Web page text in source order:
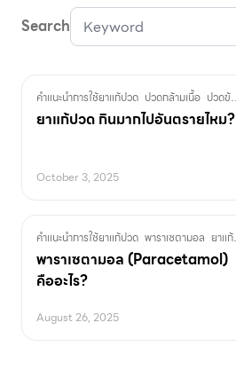
Search
คำแนะนำการใช้ยาแก้ปวด ปวดกล้ามเนื้อ ปวดข้อ
ยาแก้ปวด กินมากไปอันตรายไหม?
October 3, 2025
คำแนะนำการใช้ยาแก้ปวด พาราเซตามอล ยาแก้ปวด
พาราเซตามอล (Paracetamol)
คืออะไร?
August 26, 2025